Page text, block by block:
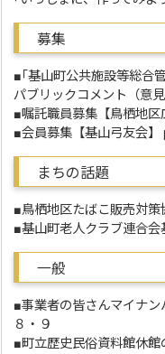
募集
■｢基山町公共施設等総合
パブリックコメント（意
■嘱託職員募集【鳥栖地区
■会員募集【基山弓友会】
まちの話題
■鳥栖地区たばこ販売対
■基山町老人クラブ連合会
一般
■事業者の皆さんマイナ
８・９
■町立歴史民俗資料館休館